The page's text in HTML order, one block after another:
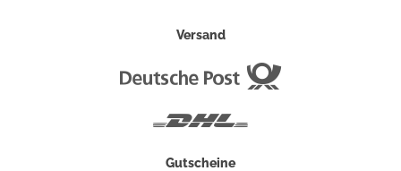
Versand
Gutscheine